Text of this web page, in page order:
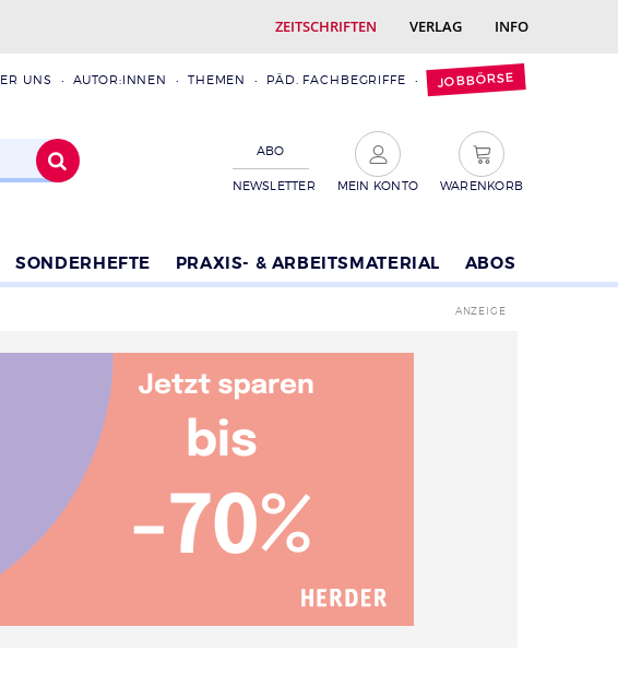
ZEITSCHRIFTEN VERLAG INFO
UNS AUTOR:INNEN THEMEN PÄD. FACHBEGRIFFE JOBBÖRSE
ABO
NEWSLETTER MEIN KONTO WARENKORB
SONDERHEFTE PRAXIS- & ARBEITSMATERIAL ABOS